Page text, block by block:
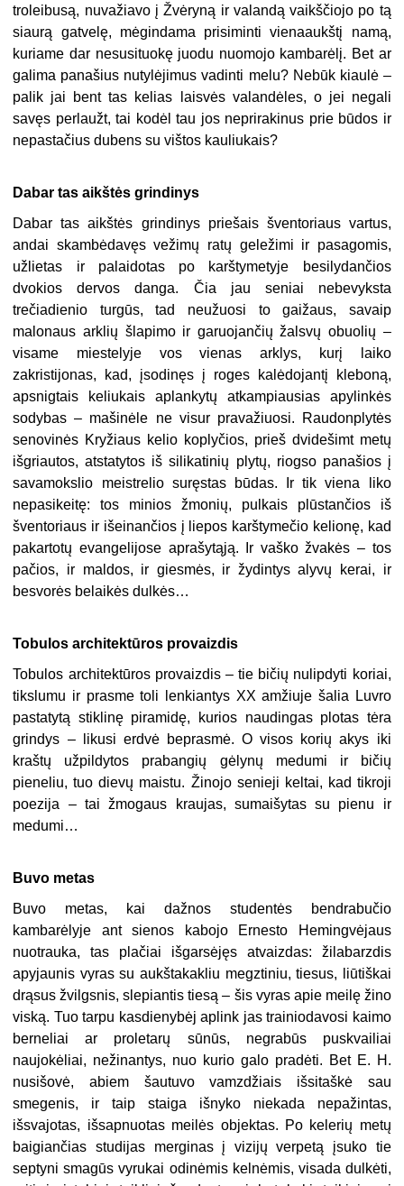
troleibusą, nuvažiavo į Žvėryną ir valandą vaikščiojo po tą
siaurą gatvelę, mėgindama prisiminti vienaaukštį namą,
kuriame dar nesusituokę juodu nuomojo kambarėlį. Bet ar
galima panašius nutylėjimus vadinti melu? Nebūk kiaulė –
palik jai bent tas kelias laisvės valandėles, o jei negali
savęs perlaužt, tai kodėl tau jos neprirakinus prie būdos ir
nepastačius dubens su vištos kauliukais?
Dabar tas aikštės grindinys
Dabar tas aikštės grindinys priešais šventoriaus vartus,
andai skambėdavęs vežimų ratų geležimi ir pasagomis,
užlietas ir palaidotas po karštymetyje besilydančios
dvokios dervos danga. Čia jau seniai nebevyksta
trečiadienio turgūs, tad neužuosi to gaižaus, savaip
malonaus arklių šlapimo ir garuojančių žalsvų obuolių –
visame miestelyje vos vienas arklys, kurį laiko
zakristijonas, kad, įsodinęs į roges kalėdojantį kleboną,
apsnigtais keliukais aplankytų atkampiausias apylinkės
sodybas – mašinėle ne visur pravažiuosi. Raudonplytės
senovinės Kryžiaus kelio koplyčios, prieš dvidešimt metų
išgriautos, atstatytos iš silikatinių plytų, riogso panašios į
savamokslio meistrelio suręstas būdas. Ir tik viena liko
nepasikeitę: tos minios žmonių, pulkais plūstančios iš
šventoriaus ir išeinančios į liepos karštymečio kelionę, kad
pakartotų evangelijose aprašytąją. Ir vaško žvakės – tos
pačios, ir maldos, ir giesmės, ir žydintys alyvų kerai, ir
besvorės belaikės dulkės…
Tobulos architektūros provaizdis
Tobulos architektūros provaizdis – tie bičių nulipdyti koriai,
tikslumu ir prasme toli lenkiantys XX amžiuje šalia Luvro
pastatytą stiklinę piramidę, kurios naudingas plotas tėra
grindys – likusi erdvė beprasmė. O visos korių akys iki
kraštų užpildytos prabangių gėlynų medumi ir bičių
pieneliu, tuo dievų maistu. Žinojo senieji keltai, kad tikroji
poezija – tai žmogaus kraujas, sumaišytas su pienu ir
medumi…
Buvo metas
Buvo metas, kai dažnos studentės bendrabučio
kambarėlyje ant sienos kabojo Ernesto Hemingvėjaus
nuotrauka, tas plačiai išgarsėjęs atvaizdas: žilabarzdis
apyjaunis vyras su aukštakakliu megztiniu, tiesus, liūtiškai
drąsus žvilgsnis, slepiantis tiesą – šis vyras apie meilę žino
viską. Tuo tarpu kasdienybėj aplink jas trainiodavosi kaimo
berneliai ar proletarų sūnūs, negrabūs puskvailiai
naujokėliai, nežinantys, nuo kurio galo pradėti. Bet E. H.
nusišovė, abiem šautuvo vamzdžiais išsitaškė sau
smegenis, ir taip staiga išnyko niekada nepažintas,
išsvajotas, išsapnuotas meilės objektas. Po kelerių metų
baigiančias studijas merginas į vizijų verpetą įsuko tie
septyni smagūs vyrukai odinėmis kelnėmis, visada dulkėti,